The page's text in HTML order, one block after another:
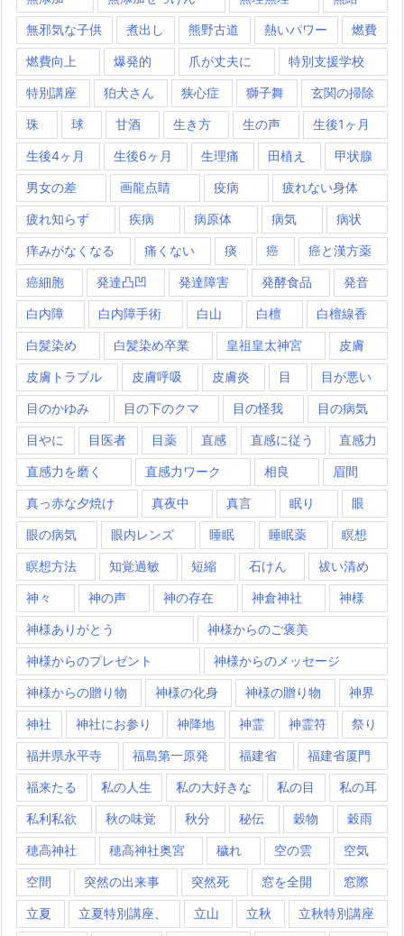
無邪気な子供 煮出し 熊野古道 熱いパワー 燃費
燃費向上 爆発的 爪が丈夫に 特別支援学校
特別講座 狛犬さん 狭心症 獅子舞 玄関の掃除
珠 球 甘酒 生き方 生の声 生後1ヶ月
生後4ヶ月 生後6ヶ月 生理痛 田植え 甲状腺
男女の差 画龍点睛 疫病 疲れない身体
疲れ知らず 疾病 病原体 病気 病状
痒みがなくなる 痛くない 痰 癌 癌と漢方薬
癌細胞 発達凸凹 発達障害 発酵食品 発音
白内障 白内障手術 白山 白檀 白檀線香
白髪染め 白髪染め卒業 皇祖皇太神宮 皮膚
皮膚トラブル 皮膚呼吸 皮膚炎 目 目が悪い
目のかゆみ 目の下のクマ 目の怪我 目の病気
目やに 目医者 目薬 直感 直感に従う 直感力
直感力を磨く 直感力ワーク 相良 眉間
真っ赤な夕焼け 真夜中 真言 眠り 眼
眼の病気 眼内レンズ 睡眠 睡眠薬 瞑想
瞑想方法 知覚過敏 短縮 石けん 祓い清め
神々 神の声 神の存在 神倉神社 神様
神様ありがとう 神様からのご褒美
神様からのプレゼント 神様からのメッセージ
神様からの贈り物 神様の化身 神様の贈り物 神界
神社 神社にお参り 神降地 神霊 神霊符 祭り
福井県永平寺 福島第一原発 福建省 福建省厦門
福来たる 私の人生 私の大好きな 私の目 私の耳
私利私欲 秋の味覚 秋分 秘伝 穀物 穀雨
穂高神社 穂高神社奥宮 穢れ 空の雲 空気
空間 突然の出来事 突然死 窓を全開 窓際
立夏 立夏特別講座、 立山 立秋 立秋特別講座